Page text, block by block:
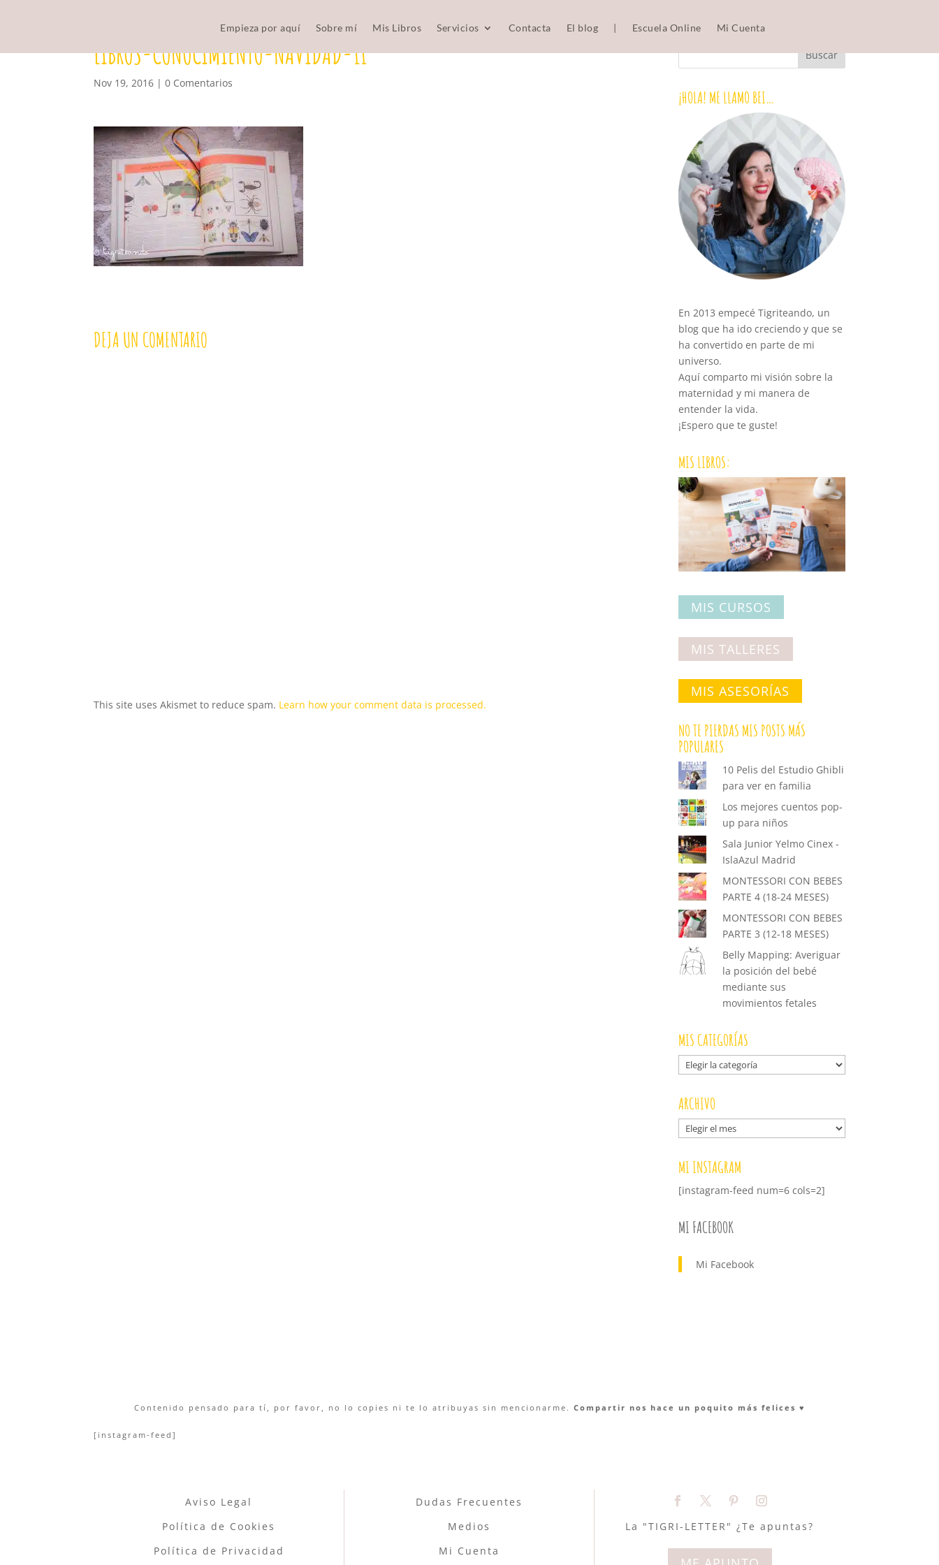
Empieza por aquí Sobre mí Mis Libros Servicios Contacta El blog | Escuela Online Mi Cuenta
LIBROS-CONOCIMIENTO-NAVIDAD-11
Nov 19, 2016 |0 Comentarios
DEJA UN COMENTARIO
This site uses Akismet to reduce spam. Learn how your comment data is processed.
¡HOLA! ME LLAMO BEI…
En 2013 empecé Tigriteando, un
blog que ha ido creciendo y que se
ha convertido en parte de mi
universo.
Aquí comparto mi visión sobre la
maternidad y mi manera de
entender la vida.
¡Espero que te guste!
MIS LIBROS:
MIS CURSOS
MIS TALLERES
MIS ASESORÍAS
NO TE PIERDAS MIS POSTS MÁS
POPULARES
10 Pelis del Estudio Ghibli
para ver en familia
Los mejores cuentos pop-
up para niños
Sala Junior Yelmo Cinex -
IslaAzul Madrid
MONTESSORI CON BEBES
PARTE 4 (18-24 MESES)
MONTESSORI CON BEBES
PARTE 3 (12-18 MESES)
Belly Mapping: Averiguar
la posición del bebé
mediante sus
movimientos fetales
MIS CATEGORÍAS
Mis
categorías
ARCHIVO
Archivo
MI INSTAGRAM
[instagram-feed num=6 cols=2]
MI FACEBOOK
Mi Facebook
Contenido pensado para tí, por favor, no lo copies ni te lo atribuyas sin mencionarme. Compartir nos hace un poquito más felices ♥︎
[instagram-feed]
Aviso Legal
Política de Cookies
Política de Privacidad
Dudas Frecuentes
Medios
Mi Cuenta
La "TIGRI-LETTER" ¿Te apuntas?